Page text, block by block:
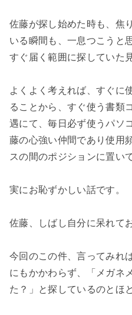
佐藤が探し始めた時も、焦
いる瞬間も、一息つこうと
すぐ届く範囲に探していた
よくよく考えれば、すぐに
ることから、すぐ使う書類
遇にて、毎日必ず使うパソ
藤の心強い仲間であり使用
スの間のポジションに置い
実にお恥ずかしい話です。
佐藤、しばし自分に呆れて
今回のこの件、言ってみれ
にもかかわらず、「メガネ
た？」と探しているのとほ